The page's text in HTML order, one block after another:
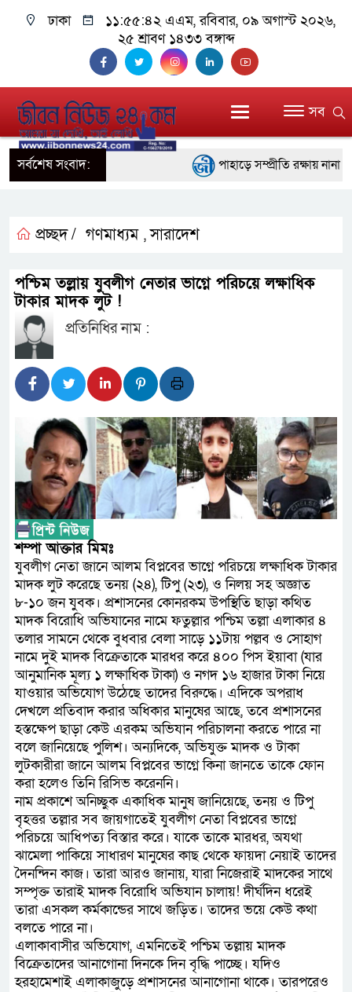
ঢাকা ১১:৫৫:৪৩ এএম, রবিবার, ০৯ অগাস্ট ২০২৬,
২৫ শ্রাবণ ১৪৩৩ বঙ্গাব্দ
সব
সর্বশেষ সংবাদ:
পাহাড়ে সম্প্রীতি রক্ষায় নানা
সদস্য
সিএমএসএফ পুঁজিবাজারে
গুরুত্বপূর্ণ ভূমিকা রাখছে: ওয়াসি
নিয়েছে সরকার
নদী দূষণ রোধে সমন্বিত
নেই : প্রধানমন্ত্রী
লালমনিরহাটে মাদকসহ
প্রচ্ছদ / গণমাধ্যম ,সারাদেশ
পশ্চিম তল্লায় যুবলীগ নেতার ভাগ্নে পরিচয়ে লক্ষাধিক
টাকার মাদক লুট !
প্রতিনিধির নাম :
শম্পা আক্তার মিমঃ
যুবলীগ নেতা জানে আলম বিপ্লবের ভাগ্নে পরিচয়ে লক্ষাধিক টাকার
মাদক লুট করেছে তনয় (২৪), টিপু (২৩), ও নিলয় সহ অজ্ঞাত
৮-১০ জন যুবক। প্রশাসনের কোনরকম উপস্থিতি ছাড়া কথিত
মাদক বিরোধি অভিযানের নামে ফতুল্লার পশ্চিম তল্লা এলাকার ৪
তলার সামনে থেকে বুধবার বেলা সাড়ে ১১টায় পল্লব ও সোহাগ
নামে দুই মাদক বিক্রেতাকে মারধর করে ৪০০ পিস ইয়াবা (যার
আনুমানিক মূল্য ১ লক্ষাধিক টাকা) ও নগদ ১৬ হাজার টাকা নিয়ে
যাওয়ার অভিযোগ উঠেছে তাদের বিরুদ্ধে। এদিকে অপরাধ
দেখলে প্রতিবাদ করার অধিকার মানুষের আছে, তবে প্রশাসনের
হস্তক্ষেপ ছাড়া কেউ এরকম অভিযান পরিচালনা করতে পারে না
বলে জানিয়েছে পুলিশ। অন্যদিকে, অভিযুক্ত মাদক ও টাকা
লুটকারীরা জানে আলম বিপ্লবের ভাগ্নে কিনা জানতে তাকে ফোন
করা হলেও তিনি রিসিভ করেননি।
নাম প্রকাশে অনিচ্ছুক একাধিক মানুষ জানিয়েছে, তনয় ও টিপু
বৃহত্তর তল্লার সব জায়গাতেই যুবলীগ নেতা বিপ্লবের ভাগ্নে
পরিচয়ে আধিপত্য বিস্তার করে। যাকে তাকে মারধর, অযথা
ঝামেলা পাকিয়ে সাধারণ মানুষের কাছ থেকে ফায়দা নেয়াই তাদের
দৈনন্দিন কাজ। তারা আরও জানায়, যারা নিজেরাই মাদকের সাথে
সম্পৃক্ত তারাই মাদক বিরোধি অভিযান চালায়! দীর্ঘদিন ধরেই
তারা এসকল কর্মকান্ডের সাথে জড়িত। তাদের ভয়ে কেউ কথা
বলতে পারে না।
এলাকাবাসীর অভিযোগ, এমনিতেই পশ্চিম তল্লায় মাদক
বিক্রেতাদের আনাগোনা দিনকে দিন বৃদ্ধি পাচ্ছে। যদিও
হরহামেশাই এলাকাজুড়ে প্রশাসনের আনাগোনা থাকে। তারপরেও